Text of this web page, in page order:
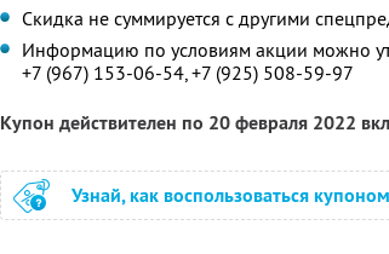
Скидка не суммируется с другими
Информацию по условиям акции можно
+7 (967) 153-06-54, +7 (925) 508-59-97
Купон действителен по 20 февраля 2022
Узнай, как воспользоваться купоном